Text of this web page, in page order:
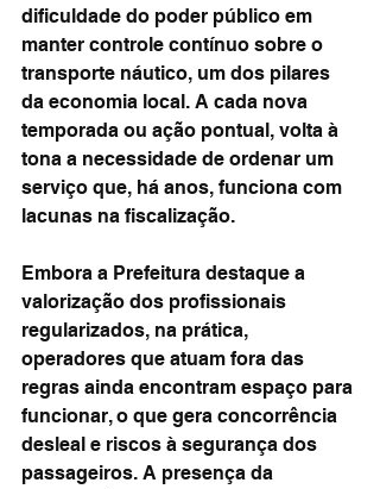
dificuldade do poder público em
manter controle contínuo sobre o
transporte náutico, um dos pilares
da economia local. A cada nova
temporada ou ação pontual, volta à
tona a necessidade de ordenar um
serviço que, há anos, funciona com
lacunas na fiscalização.
Embora a Prefeitura destaque a
valorização dos profissionais
regularizados, na prática,
operadores que atuam fora das
regras ainda encontram espaço para
funcionar, o que gera concorrência
desleal e riscos à segurança dos
passageiros. A presença da